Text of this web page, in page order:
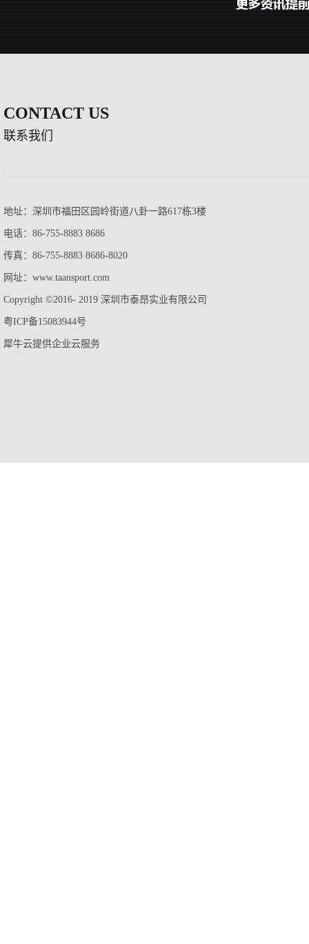
CONTACT US
联系我们
地址：深圳市福田区园岭街道八卦一路617栋3楼
电话：86-755-8883 8686
传真：86-755-8883 8686-8020
网址：www.taansport.com
Copyright ©2016- 2019 深圳市泰昂实业有限公司
粤ICP备15083944号
犀牛云提供企业云服务